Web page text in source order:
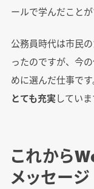
ールで学んだことが
公務員時代は市民
ったのですが、今
めに選んだ仕事です
とても充実していま
これから
メッセージ